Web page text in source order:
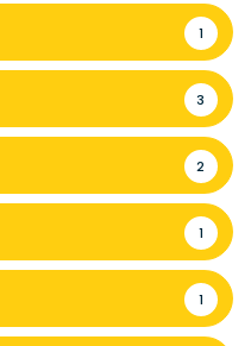
1
3
2
1
1